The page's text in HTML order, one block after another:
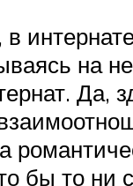
на
Да,
бы то ни